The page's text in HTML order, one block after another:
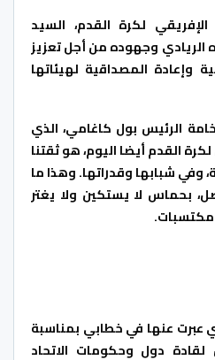
لكرة القدم، السيد
الريادي وجهوده من أجل تعزيز
وإعادة المصداقية لهيئاتها
الرئيس بول كاغامي، الذي
القدم أيضا اليوم، هو ثقتنا
وفي شبابها وقدراتها. وهذا ما
بحماس لا يستكين ولا يغتر
مكتسبات.
عبرت عنها في خطابي بمناسبة
لقادة دول وحكومات الاتحاد